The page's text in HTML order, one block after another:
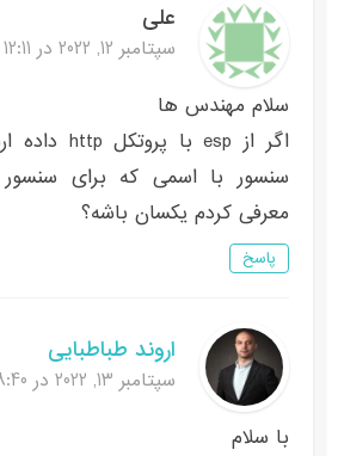
علی
سپتامبر 12, 2022 در 12:11 ب.ظ
سلام مهندس ها
معرفی کردم یکسان باشه؟
پاسخ
اروند طباطبایی
سپتامبر 13, 2022 در 8:40 ب.ظ
با سلام